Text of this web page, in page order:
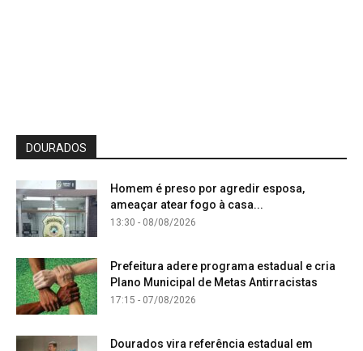
DOURADOS
Homem é preso por agredir esposa,
ameaçar atear fogo à casa...
13:30 - 08/08/2026
Prefeitura adere programa estadual e cria
Plano Municipal de Metas Antirracistas
17:15 - 07/08/2026
Dourados vira referência estadual em